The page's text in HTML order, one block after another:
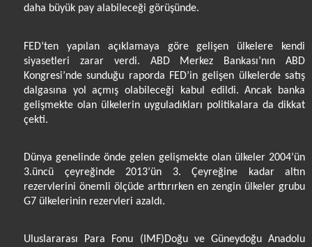
daha büyük pay alabileceği görüşünde.
FED’ten yapılan açıklamaya göre gelişen ülkelere kendi
siyasetleri zarar verdi. ABD Merkez Bankası’nın ABD
Kongresi’nde sunduğu raporda FED’in gelişen ülkelerde satış
dalgasına yol açmış olabileceği kabul edildi. Ancak banka
gelişmekte olan ülkelerin uyguladıkları politikalara da dikkat
çekti.
Dünya genelinde önde gelen gelişmekte olan ülkeler 2004’ün
3.üncü çeyreğinde 2013’ün 3. Çeyreğine kadar altın
rezervlerini önemli ölçüde arttırırken en zengin ülkeler grubu
G7 ülkelerinin rezervleri azaldı.
Uluslararası Para Fonu (IMF)Doğu ve Güneydoğu Anadolu